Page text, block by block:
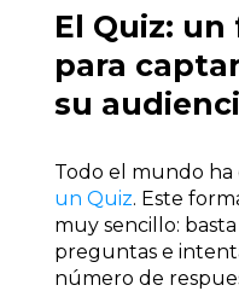
El Quiz:
para
su
Todo el mundo
un Quiz. Este
muy sencillo:
preguntas e
número de